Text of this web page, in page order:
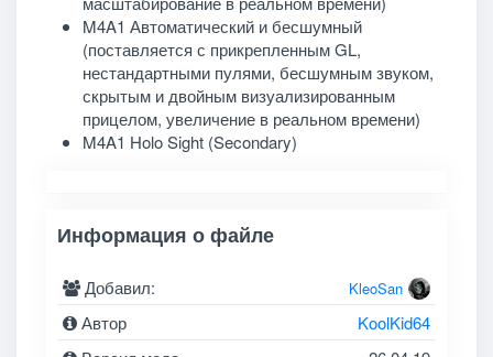
M4A1 Автоматический и бесшумный
(поставляется с прикрепленным GL,
нестандартными пулями, бесшумным звуком,
скрытым и двойным визуализированным
прицелом, увеличение в реальном времени)
M4A1 Holo Sight (Secondary)
Информация о файле
Добавил: KleoSan
Автор
KoolKid64